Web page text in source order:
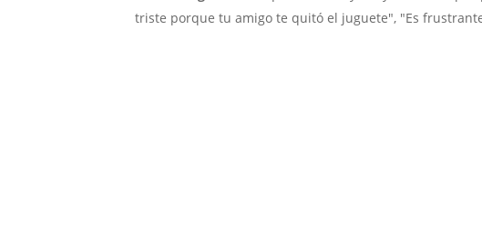
triste porque tu amigo te quitó el juguete", "Es